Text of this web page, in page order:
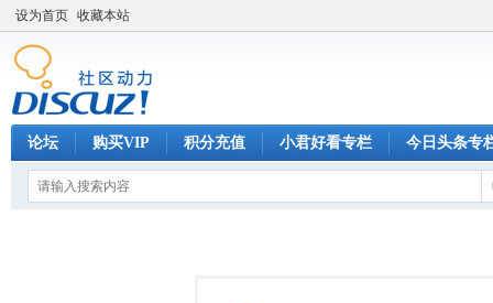
设为首页 收藏本站
论坛 购买VIP 积分充值 小君好看专栏 今日头条专